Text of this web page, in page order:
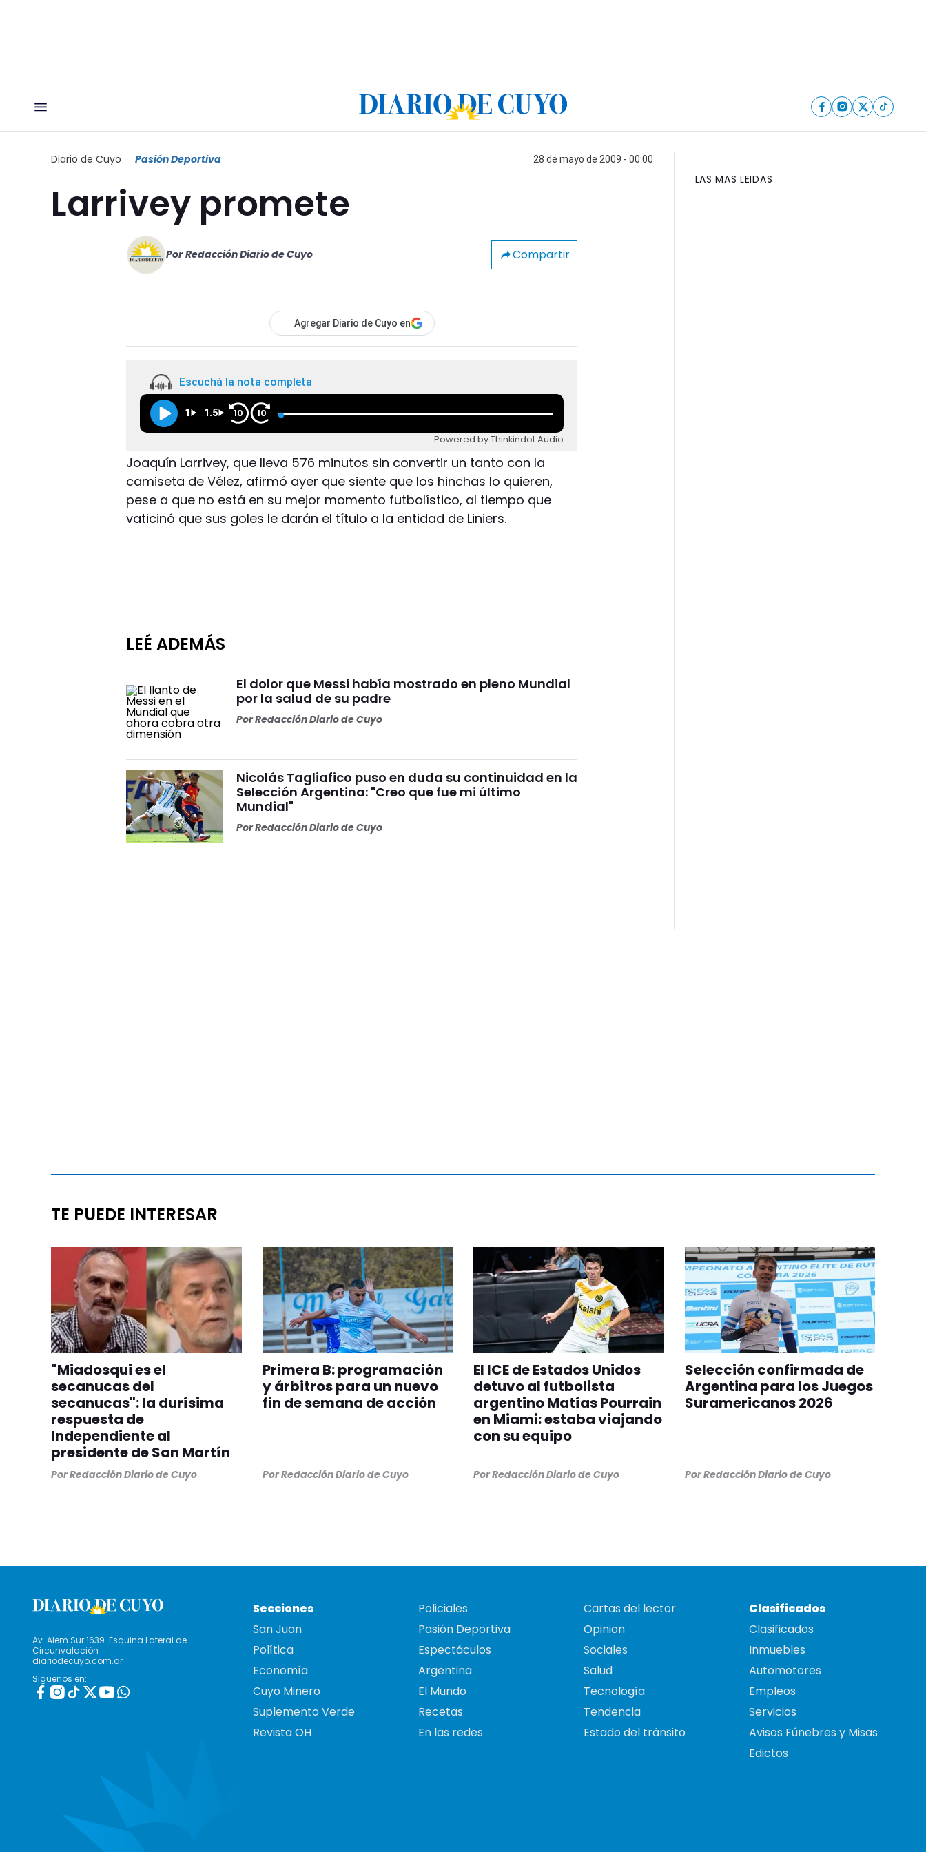
Diario de Cuyo Pasión Deportiva 28 de mayo de 2009 - 00:00
Larrivey promete
Por Redacción Diario de Cuyo Compartir
Agregar Diario de Cuyo en
Escuchá la nota completa
1 1.5 10 10
Powered by Thinkindot Audio
Joaquín Larrivey, que lleva 576 minutos sin convertir un tanto con la
camiseta de Vélez, afirmó ayer que siente que los hinchas lo quieren,
pese a que no está en su mejor momento futbolístico, al tiempo que
vaticinó que sus goles le darán el título a la entidad de Liniers.
LEÉ ADEMÁS
El dolor que Messi había mostrado en pleno Mundial
por la salud de su padre
PorRedacción Diario de Cuyo
Nicolás Tagliafico puso en duda su continuidad en la
Selección Argentina: "Creo que fue mi último
Mundial"
PorRedacción Diario de Cuyo
LAS MAS LEIDAS
TE PUEDE INTERESAR
"Miadosqui es el
secanucas del
secanucas": la durísima
respuesta de
Independiente al
presidente de San Martín
PorRedacción Diario de Cuyo
Primera B: programación
y árbitros para un nuevo
fin de semana de acción
PorRedacción Diario de Cuyo
El ICE de Estados Unidos
detuvo al futbolista
argentino Matías Pourrain
en Miami: estaba viajando
con su equipo
PorRedacción Diario de Cuyo
Selección confirmada de
Argentina para los Juegos
Suramericanos 2026
PorRedacción Diario de Cuyo
Av. Alem Sur 1639. Esquina Lateral de
Circunvalación
diariodecuyo.com.ar
Siguenos en:
Secciones
San Juan
Política
Economía
Cuyo Minero
Suplemento Verde
Revista OH
Policiales
Pasión Deportiva
Espectáculos
Argentina
El Mundo
Recetas
En las redes
Cartas del lector
Opinion
Sociales
Salud
Tecnología
Tendencia
Estado del tránsito
Clasificados
Clasificados
Inmuebles
Automotores
Empleos
Servicios
Avisos Fúnebres y Misas
Edictos